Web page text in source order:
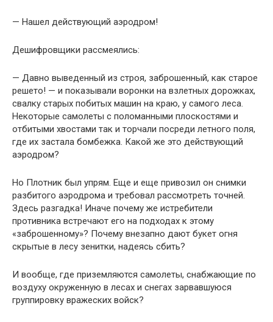
— Нашел действующий аэродром!
Дешифровщики рассмеялись:
— Давно выведенный из строя, заброшенный, как старое
решето! — и показывали воронки на взлетных дорожках,
свалку старых побитых машин на краю, у самого леса.
Некоторые самолеты с поломанными плоскостями и
отбитыми хвостами так и торчали посреди летного поля,
где их застала бомбежка. Какой же это действующий
аэродром?
Но Плотник был упрям. Еще и еще привозил он снимки
разбитого аэродрома и требовал рассмотреть точней.
Здесь разгадка! Иначе почему же истребители
противника встречают его на подходах к этому
«заброшенному»? Почему внезапно дают букет огня
скрытые в лесу зенитки, надеясь сбить?
И вообще, где приземляются самолеты, снабжающие по
воздуху окруженную в лесах и снегах зарвавшуюся
группировку вражеских войск?